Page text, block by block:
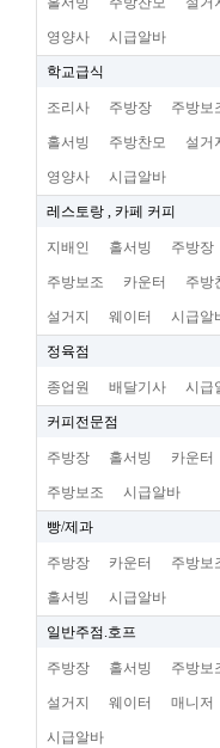
영양사 시급알바
학교급식
조리사 주방장 주방보
홀서빙 주방찬모 설거
영양사 시급알바
레스토랑 , 카페 커피
지배인 홀서빙 주방장
주방보조 카운터 주방
설거지 웨이터 시급알
정육점
종업원 배달기사 시급
커피전문점
주방장 홀서빙 카운터
주방보조 시급알바
빵/제과
주방장 카운터 주방보
홀서빙 시급알바
일반주점.호프
주방장 홀서빙 주방보
설거지 웨이터 매니저
시급알바